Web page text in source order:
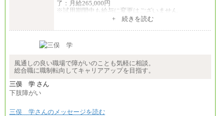
・月給は一律地域手当を含んだ金額を表示
（※1…36,000円、※2…33,000円、※3…28,000円、
※4…25,000円、※5…23,000円）
◆正社員/基幹職
〈東京・神奈川〉月給219,000 円～ 〈大阪・兵庫〉
〈愛知〉月給194,500 円～ 〈福岡〉月給185,000 円～
・一律地域手当なし
～(※3)、170,500～(※4)、168,000円～（※5）
了：月給265,000円
※試用期間中も給与に変更はございません
+ 続きを読む
風通しの良い職場で障がいのことも気軽に相談。
総合職に職制転向してキャリアアップを目指す。
三俣 学 さん
下肢障がい
三俣 学さんのメッセージを読む